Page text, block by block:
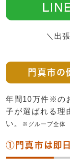
＼出
門真市の
年間10万件※の
子が選ばれる理
い。
※グループ全体
①門真市は即